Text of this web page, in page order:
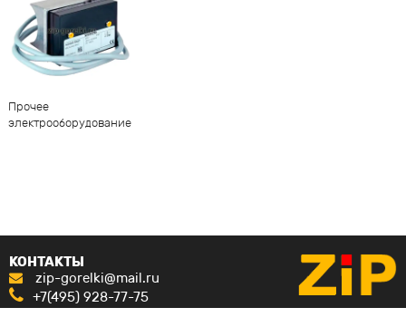
Прочее
электрооборудование
КОНТАКТЫ
zip-gorelki@mail.ru
+7(495) 928-77-75